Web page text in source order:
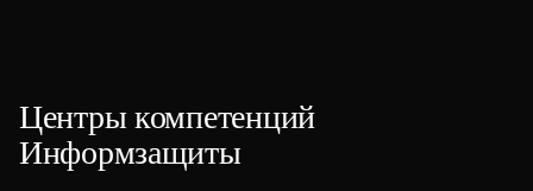
Центры компетенций
Информзащиты